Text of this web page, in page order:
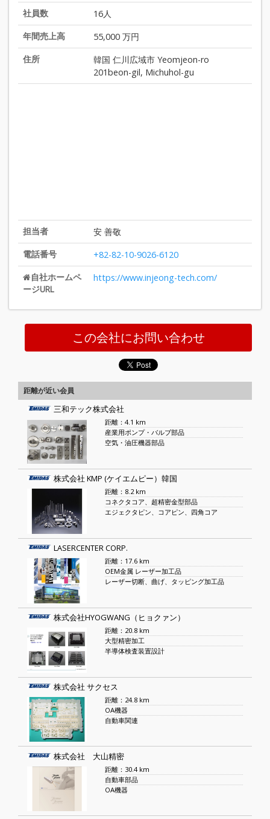
社員数
16人
年間売上高
55,000 万円
住所
韓国 仁川広域市 Yeomjeon-ro
201beon-gil, Michuhol-gu
担当者
安 善敬
電話番号
+82-82-10-9026-6120
自社ホームペ
ージURL
https://www.injeong-tech.com/
この会社にお問い合わせ
距離が近い会員
三和テック株式会社
距離：4.1 km
産業用ポンプ・バルブ部品
空気・油圧機器部品
株式会社 KMP (ケイエムピー）韓国
距離：8.2 km
コネクタコア、超精密金型部品
エジェクタピン、コアピン、四角コア
LASERCENTER CORP.
距離：17.6 km
OEM金属 レーザー加工品
レーザー切断、曲げ、タッピング加工品
株式会社HYOGWANG（ヒョクァン）
距離：20.8 km
大型精密加工
半導体検査装置設計
株式会社 サクセス
距離：24.8 km
OA機器
自動車関連
株式会社 大山精密
距離：30.4 km
自動車部品
OA機器